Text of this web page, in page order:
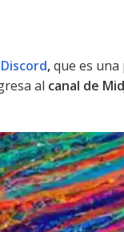
Discord,que es una
al canal de